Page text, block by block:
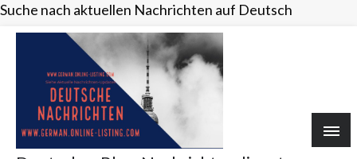
Suche nach aktuellen Nachrichten auf Deutsch
Skip